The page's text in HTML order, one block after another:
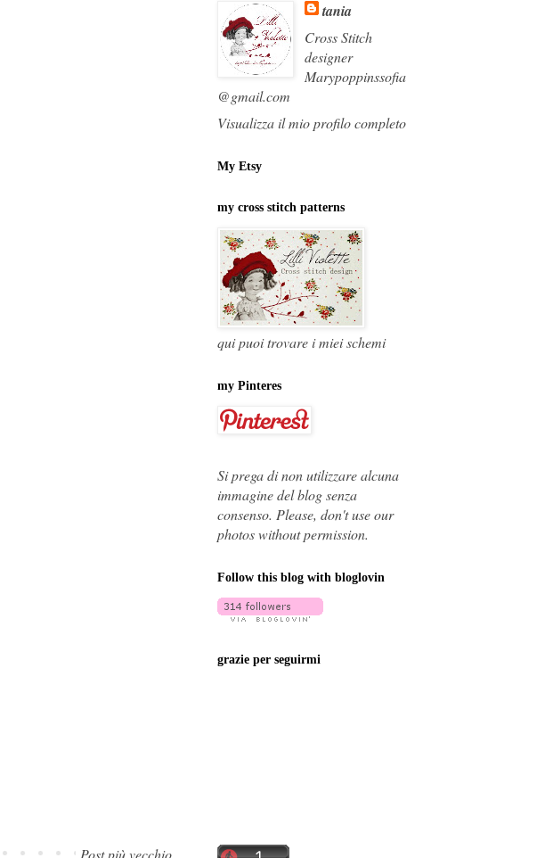
Post più vecchio
tania
Cross Stitch
designer
Marypoppinssofia
@gmail.com
Visualizza il mio profilo completo
My Etsy
my cross stitch patterns
qui puoi trovare i miei schemi
my Pinteres
Si prega di non utilizzare alcuna
immagine del blog senza
consenso. Please, don't use our
photos without permission.
Follow this blog with bloglovin
grazie per seguirmi